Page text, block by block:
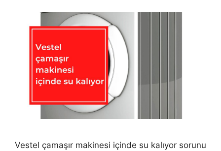
Vestel çamaşır makinesi içinde su kalıyor sorunu